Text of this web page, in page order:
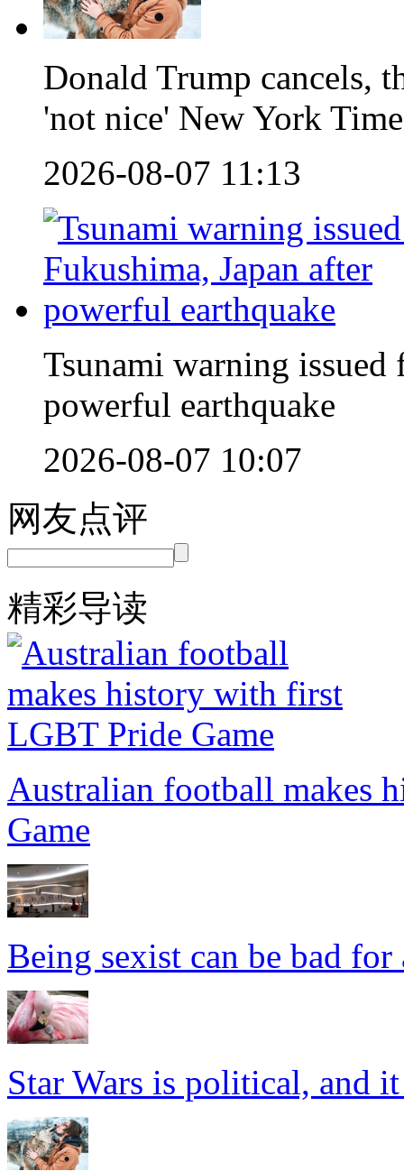
Donald Trump cancels,
'not nice' New York
2026-08-07 11:13
Tsunami warning issued
powerful earthquake
2026-08-07 10:07
网友点评
精彩导读
Australian football makes
Game
Being sexist can be bad
Star Wars is political, and